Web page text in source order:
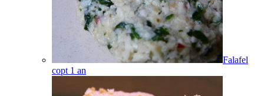
Falafel
copt 1 an